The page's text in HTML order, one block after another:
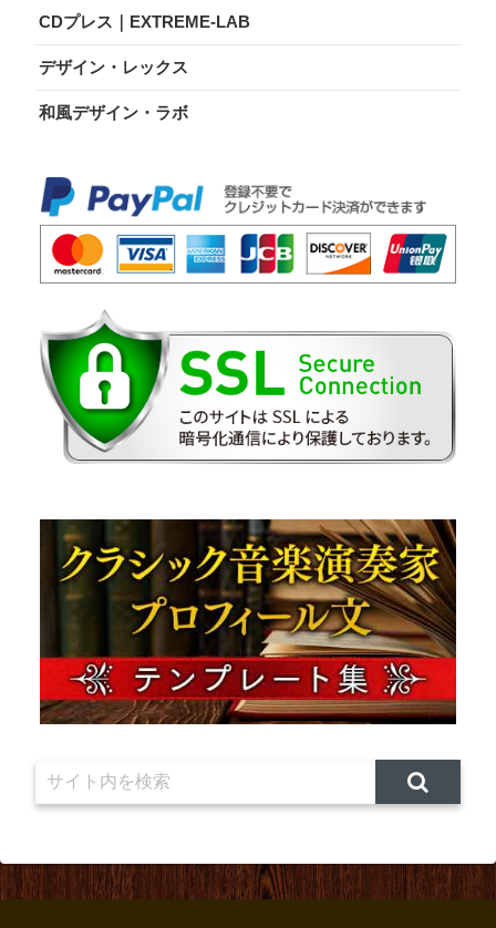
CDプレス｜EXTREME-LAB
デザイン・レックス
和風デザイン・ラボ